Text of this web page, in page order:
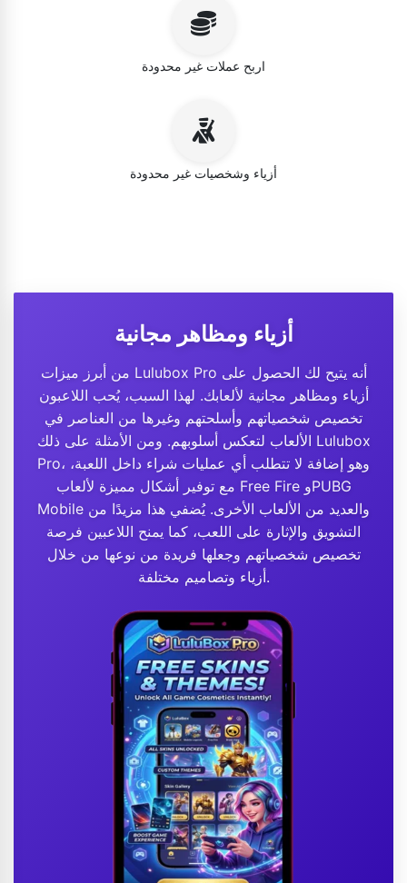
اربح عملات غير محدودة
أزياء وشخصيات غير محدودة
أزياء ومظاهر مجانية
من أبرز ميزات Lulubox Pro أنه يتيح لك الحصول على
أزياء ومظاهر مجانية لألعابك. لهذا السبب، يُحب اللاعبون
تخصيص شخصياتهم وأسلحتهم وغيرها من العناصر في
الألعاب لتعكس أسلوبهم. ومن الأمثلة على ذلك Lulubox
Pro، وهو إضافة لا تتطلب أي عمليات شراء داخل اللعبة،
مع توفير أشكال مميزة لألعاب Free Fire وPUBG
Mobile والعديد من الألعاب الأخرى. يُضفي هذا مزيدًا من
التشويق والإثارة على اللعب، كما يمنح اللاعبين فرصة
تخصيص شخصياتهم وجعلها فريدة من نوعها من خلال
أزياء وتصاميم مختلفة.